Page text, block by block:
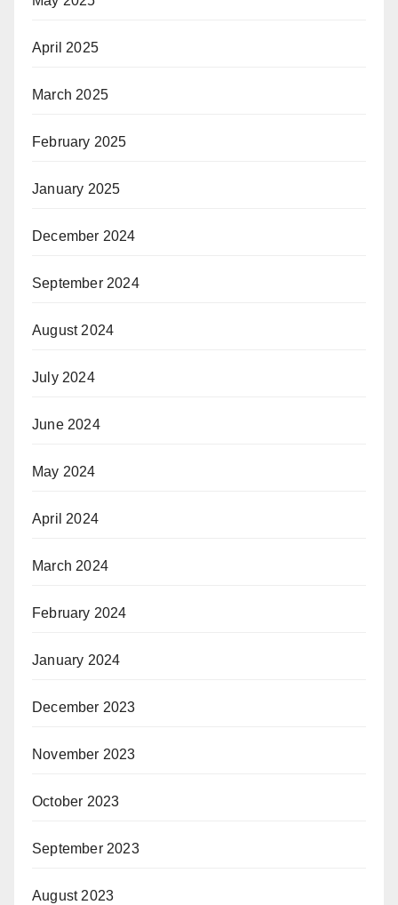
April 2025
March 2025
February 2025
January 2025
December 2024
September 2024
August 2024
July 2024
June 2024
May 2024
April 2024
March 2024
February 2024
January 2024
December 2023
November 2023
October 2023
September 2023
August 2023